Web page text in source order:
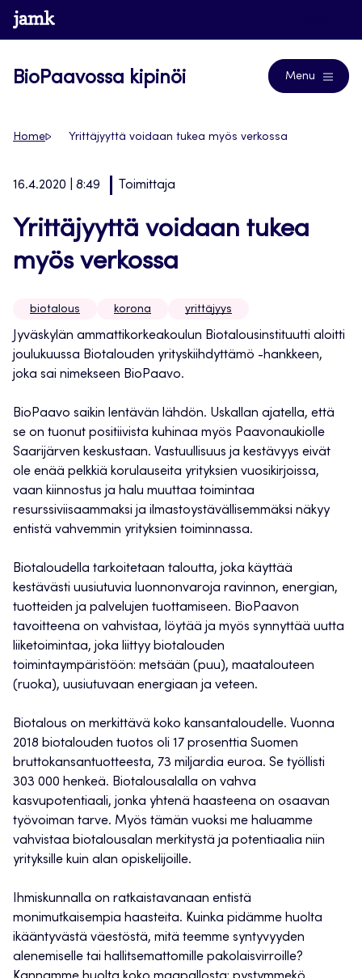
Siirry
suoraan
www.jamk.fi
BioPaavossa kipinöi Menu
Home Yrittäjyyttä voidaan tukea myös verkossa
16.4.2020 | 8:49 Toimittaja
Yrittäjyyttä voidaan tukea
myös verkossa
biotalous korona yrittäjyys
Jyväskylän ammattikorkeakoulun Biotalousinstituutti aloitti
joulukuussa Biotalouden yrityskiihdyttämö -hankkeen,
joka sai nimekseen BioPaavo.
BioPaavo saikin lentävän lähdön. Uskallan ajatella, että
se on tuonut positiivista kuhinaa myös Paavonaukiolle
Saarijärven keskustaan. Vastuullisuus ja kestävyys eivät
ole enää pelkkiä korulauseita yrityksien vuosikirjoissa,
vaan kiinnostus ja halu muuttaa toimintaa
resurssiviisaammaksi ja ilmastoystävällisemmäksi näkyy
entistä vahvemmin yrityksien toiminnassa.
Biotaloudella tarkoitetaan taloutta, joka käyttää
kestävästi uusiutuvia luonnonvaroja ravinnon, energian,
tuotteiden ja palvelujen tuottamiseen. BioPaavon
tavoitteena on vahvistaa, löytää ja myös synnyttää uutta
liiketoimintaa, joka liittyy biotalouden
toimintaympäristöön: metsään (puu), maatalouteen
(ruoka), uusiutuvaan energiaan ja veteen.
Biotalous on merkittävä koko kansantaloudelle. Vuonna
2018 biotalouden tuotos oli 17 prosenttia Suomen
bruttokansantuotteesta, 73 miljardia euroa. Se työllisti
303 000 henkeä. Biotalousalalla on vahva
kasvupotentiaali, jonka yhtenä haasteena on osaavan
työvoiman tarve. Myös tämän vuoksi me haluamme
vahvistaa biotalousalan merkitystä ja potentiaalia niin
yrityksille kuin alan opiskelijoille.
Ihmiskunnalla on ratkaistavanaan entistä
monimutkaisempia haasteita. Kuinka pidämme huolta
ikääntyvästä väestöstä, mitä teemme syntyvyyden
alenemiselle tai hallitsemattomille pakolaisvirroille?